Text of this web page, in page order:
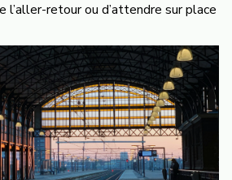
l’aller-retour ou d’attendre sur place